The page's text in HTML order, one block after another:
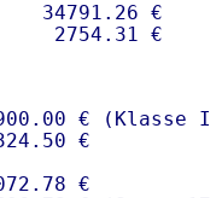
34791.26 €
€ (Klasse I)
€
€